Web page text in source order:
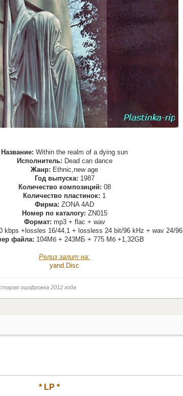
Название: Within the realm of a dying sun
Исполнитель: Dead can dance
Жанр: Ethnic,new age
Год выпуска: 1987
Количество композиций: 08
Количество пластинок: 1
Фирма: ZONA 4AD
Номер по каталогу: ZN015
Формат: mp3 + flac + wav
kbps +lossles 16/44,1 + lossless 24 bit/96 kHz + wav 24/96
файла: 104Мб + 243МБ + 775 Мб +1,32GB
Релиз залит на:
yand.Disс
оцифровка 2012 года
* LP *